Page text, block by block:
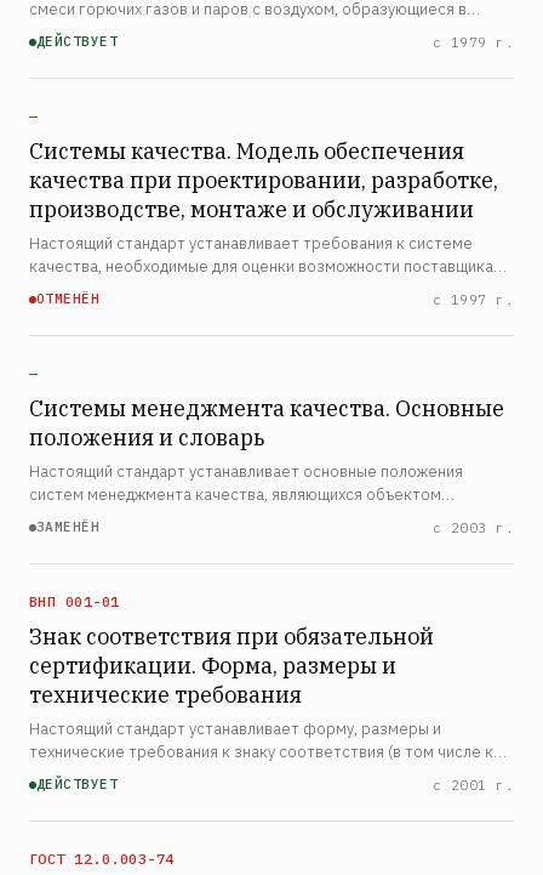
смеси горючих газов и паров с воздухом, образующиеся в
процессе производства во взрывоопасных средах, способные
взрываться от постороннего источника поджигания, в кото…
ДЕЙСТВУЕТ с 1979 г.
—
Системы качества. Модель обеспечения
качества при проектировании, разработке,
производстве, монтаже и обслуживании
Настоящий стандарт устанавливает требования к системе
качества, необходимые для оценки возможности поставщика
проектировать и поставлять продукцию, соответствующую
применяетс…
ОТМЕНЁН с 1997 г.
—
Системы менеджмента качества. Основные
положения и словарь
Настоящий стандарт устанавливает основные положения
систем менеджмента качества, являющихся объектом
стандартов семейства ИСО 9000, и определяет
использоваться: а) органи…
ЗАМЕНЁН с 2003 г.
ВНП 001-01
Знак соответствия при обязательной
сертификации. Форма, размеры и
технические требования
Настоящий стандарт устанавливает форму, размеры и
технические требования к знаку соответствия (в том числе к
знаку соответствия, защищенному от подделок), применяемому
в Системе сертификации ГОСТ Р для указания соответст…
ДЕЙСТВУЕТ с 2001 г.
ГОСТ 12.0.003-74